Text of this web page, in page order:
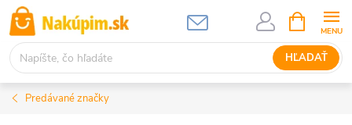
Prejsť
na
obsah
HĽADAŤ
KOŠÍK
Predávané značky